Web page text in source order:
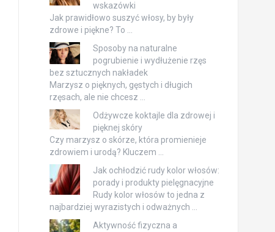
wskazówki
Jak prawidłowo suszyć włosy, by były
zdrowe i piękne? To …
Sposoby na naturalne
pogrubienie i wydłużenie rzęs
bez sztucznych nakładek
Marzysz o pięknych, gęstych i długich
rzęsach, ale nie chcesz …
Odżywcze koktajle dla zdrowej i
pięknej skóry
Czy marzysz o skórze, która promienieje
zdrowiem i urodą? Kluczem …
Jak ochłodzić rudy kolor włosów:
porady i produkty pielęgnacyjne
Rudy kolor włosów to jedna z
najbardziej wyrazistych i odważnych …
Aktywność fizyczna a